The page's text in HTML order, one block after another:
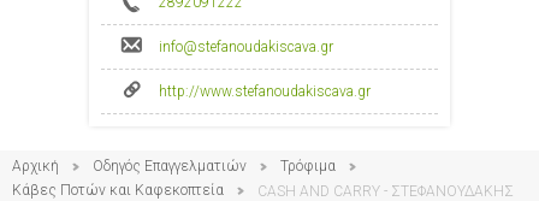
info@stefanoudakiscava.gr
http://www.stefanoudakiscava.gr
Αρχική Οδηγός Επαγγελματιών
Τρόφιμα
Κάβες Ποτών και Καφεκοπτεία
CASH AND CARRY - ΣΤΕΦΑΝΟΥΔΑΚΗΣ